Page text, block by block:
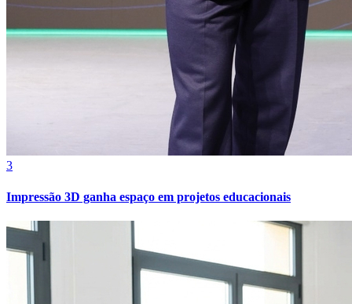
3
Impressão 3D ganha espaço em projetos educacionais